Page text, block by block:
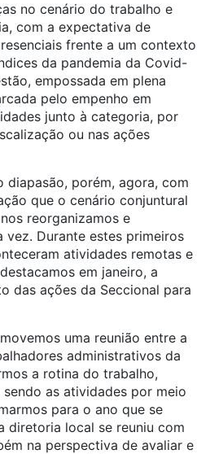
no cenário do trabalho e
com a expectativa de
frente a um contexto
da pandemia da Covid-
empossada em plena
pelo empenho em
junto à categoria, por
ou nas ações
diapasão, porém, agora, com
que o cenário conjuntural
reorganizamos e
vez. Durante estes primeiros
atividades remotas e
em janeiro, a
das ações da Seccional para
uma reunião entre a
administrativos da
a rotina do trabalho,
as atividades por meio
para o ano que se
diretoria local se reuniu com
na perspectiva de avaliar e